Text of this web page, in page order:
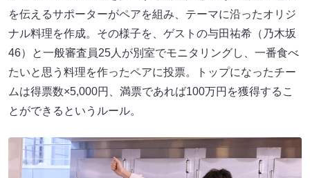
を伝えるサポーターがペアを組み、テーマに沿ったオリジ
ナル料理を作成。その様子を、ゲストの与田祐希（乃木坂
46）と一般審査員25人が別室でモニタリングし、一番食べ
たいと思う料理を作ったペアに投票。トップになったチー
ムは得票数×5,000円、満票であれば100万円を獲得するこ
とができるというルール。